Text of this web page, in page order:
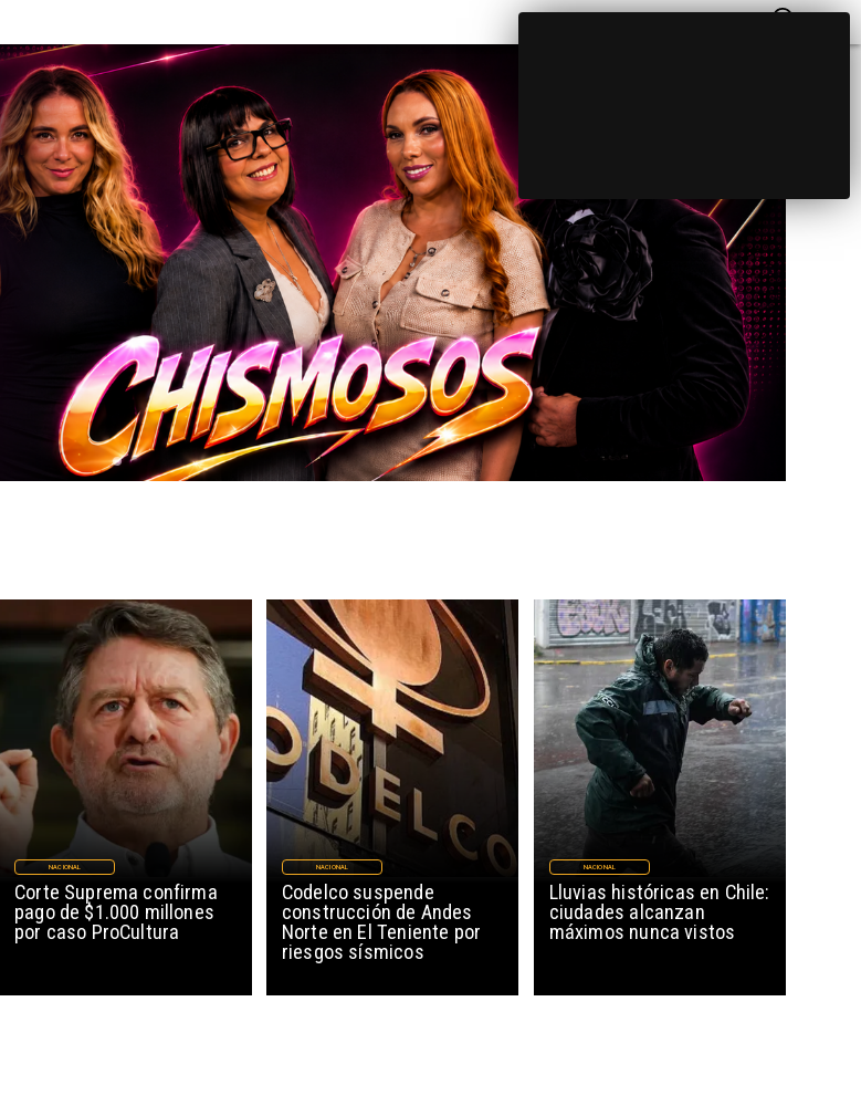
Corte Suprema confirma
pago de $1.000 millones
por caso ProCultura
NACIONAL
Codelco suspende
construcción de Andes
Norte en El Teniente por
riesgos sísmicos
NACIONAL
Lluvias históricas en Chile:
ciudades alcanzan
máximos nunca vistos
NACIONAL